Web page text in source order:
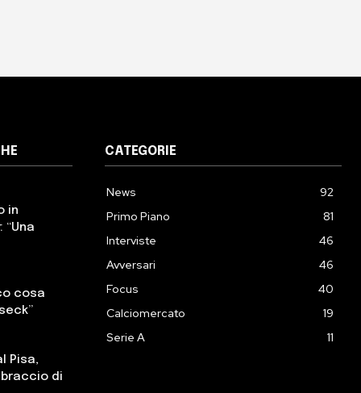
in
cosa
Pisa,
braccio di
CATEGORIE
News
92
Primo Piano
81
Interviste
46
Avversari
46
Focus
40
Calciomercato
19
Serie A
11